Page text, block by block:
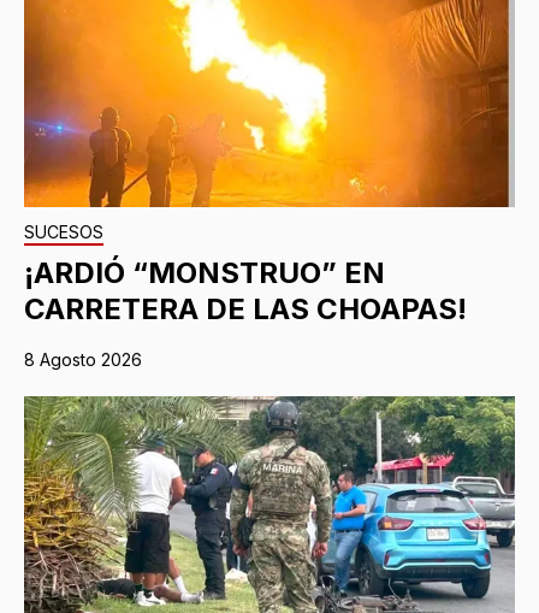
SUCESOS
¡ARDIÓ “MONSTRUO” EN
CARRETERA DE LAS CHOAPAS!
8 Agosto 2026